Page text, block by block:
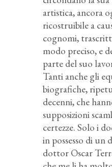
artistica, ancora
ricostruibile a
cognomi,
modo preciso, e
parte del suo
Tanti anche gli
biografiche,
decenni, che
supposizioni
certezze. Solo i
in possesso di un
dottor Oscar